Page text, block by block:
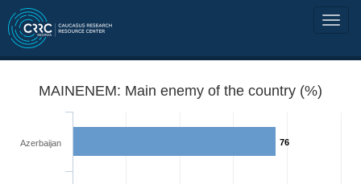
MAINENEM: Main enemy of the country (%)
76
Azerbaijan